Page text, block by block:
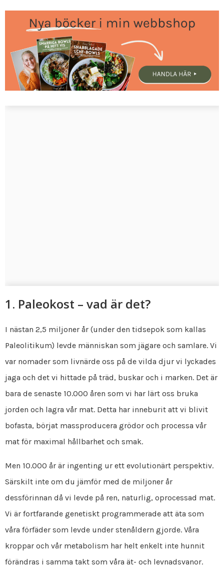
1. Paleokost – vad är det?
I nästan 2,5 miljoner år (under den tidsepok som kallas
Paleolitikum) levde människan som jägare och samlare. Vi
var nomader som livnärde oss på de vilda djur vi lyckades
jaga och det vi hittade på träd, buskar och i marken. Det är
bara de senaste 10.000 åren som vi har lärt oss bruka
jorden och lagra vår mat. Detta har inneburit att vi blivit
bofasta, börjat massproducera grödor och processa vår
mat för maximal hållbarhet och smak.
Men 10.000 år är ingenting ur ett evolutionärt perspektiv.
Särskilt inte om du jämför med de miljoner år
dessförinnan då vi levde på ren, naturlig, oprocessad mat.
Vi är fortfarande genetiskt programmerade att äta som
våra förfäder som levde under stenåldern gjorde. Våra
kroppar och vår metabolism har helt enkelt inte hunnit
förändras i samma takt som våra ät- och levnadsvanor.